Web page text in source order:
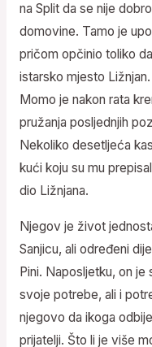
na Split da se nije
domovine. Tamo je
pričom opčinio toliko
istarsko mjesto
Momo je nakon rata
pružanja posljednjih
Nekoliko desetljeća
kući koju su mu
dio Ližnjana.
Njegov je život
Sanjicu, ali određeni
Pini. Naposljetku, on
svoje potrebe, ali i
njegovo da ikoga
prijatelji. Što li je više